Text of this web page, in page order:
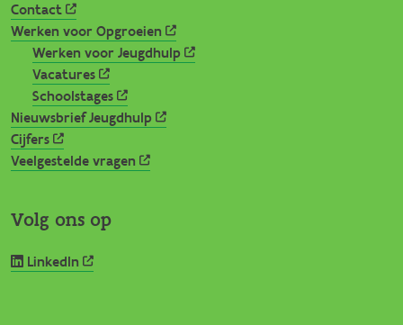
Contact
Werken voor Opgroeien
Werken voor Jeugdhulp
Vacatures
Schoolstages
Nieuwsbrief Jeugdhulp
Cijfers
Veelgestelde vragen
Volg ons op
LinkedIn